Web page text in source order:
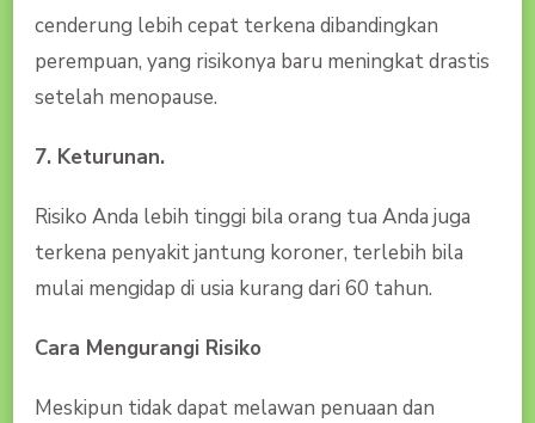
cenderung lebih cepat terkena dibandingkan
perempuan, yang risikonya baru meningkat drastis
setelah menopause.
7. Keturunan.
Risiko Anda lebih tinggi bila orang tua Anda juga
terkena penyakit jantung koroner, terlebih bila
mulai mengidap di usia kurang dari 60 tahun.
Cara Mengurangi Risiko
Meskipun tidak dapat melawan penuaan dan